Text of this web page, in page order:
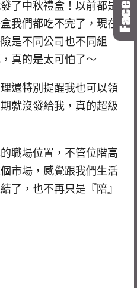
了中秋禮盒！以前都是
我們都吃不完了，現在
是不同公司也不同組
真的是太可怕了～
還特別提醒我也可以領
就沒發給我，真的超級
職場位置，不管位階高
市場，感覺跟我們生活
了，也不再只是『陪』